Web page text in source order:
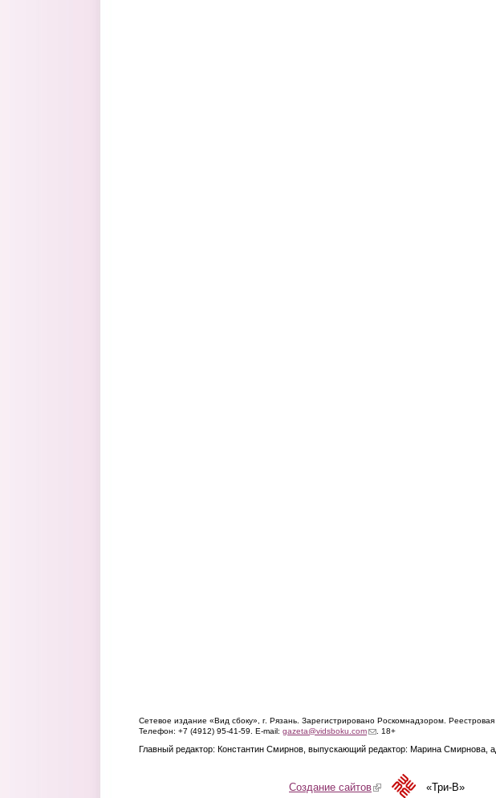
Сетевое издание «Вид сбоку», г. Рязань. Зарегистрировано Роскомнадзором.
Телефон: +7 (4912) 95-41-59. E-mail: gazeta@vidsboku.com(link sends e-mail)
. 18+
Главный редактор: Константин Смирнов, выпускающий редактор: Марина Смирнова,
Создание сайтов(link is external)«Три-В»